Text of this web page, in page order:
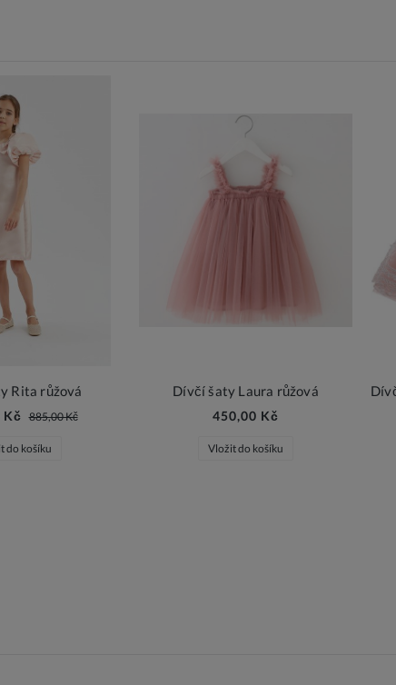
Rita růžová
Kč 885,00 Kč
do košíku
Dívčí šaty Laura růžová
450,00 Kč
Vložit do košíku